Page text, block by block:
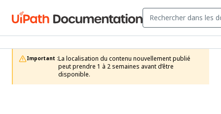
Important :La localisation du contenu nouvellement publié
peut prendre 1 à 2 semaines avant d’être
disponible.